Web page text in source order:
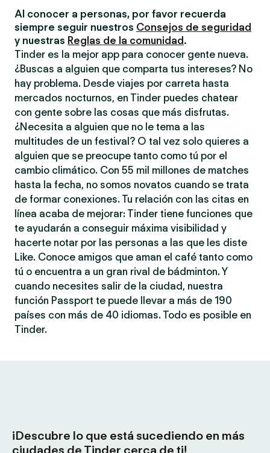
Al conocer a personas, por favor recuerda
siempre seguir nuestros Consejos de seguridad
y nuestras Reglas de la comunidad .
Tinder es la mejor app para conocer gente nueva.
¿Buscas a alguien que comparta tus intereses? No
hay problema. Desde viajes por carreta hasta
mercados nocturnos, en Tinder puedes chatear
con gente sobre las cosas que más disfrutas.
¿Necesita a alguien que no le tema a las
multitudes de un festival? O tal vez solo quieres a
alguien que se preocupe tanto como tú por el
cambio climático. Con 55 mil millones de matches
hasta la fecha, no somos novatos cuando se trata
de formar conexiones. Tu relación con las citas en
línea acaba de mejorar: Tinder tiene funciones que
te ayudarán a conseguir máxima visibilidad y
hacerte notar por las personas a las que les diste
Like. Conoce amigos que aman el café tanto como
tú o encuentra a un gran rival de bádminton. Y
cuando necesites salir de la ciudad, nuestra
función Passport te puede llevar a más de 190
países con más de 40 idiomas. Todo es posible en
Tinder.
¡Descubre lo que está sucediendo en más
ciudades de Tinder cerca de ti!